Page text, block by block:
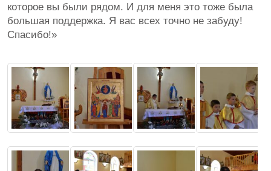
которое вы были рядом. И для меня это тоже была
большая поддержка. Я вас всех точно не забуду!
Спасибо!»